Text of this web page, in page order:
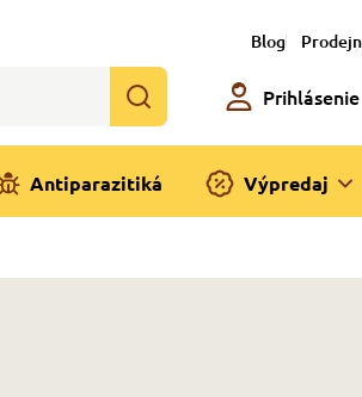
Blog
Prihlásenie
Antiparazitiká Výpredaj